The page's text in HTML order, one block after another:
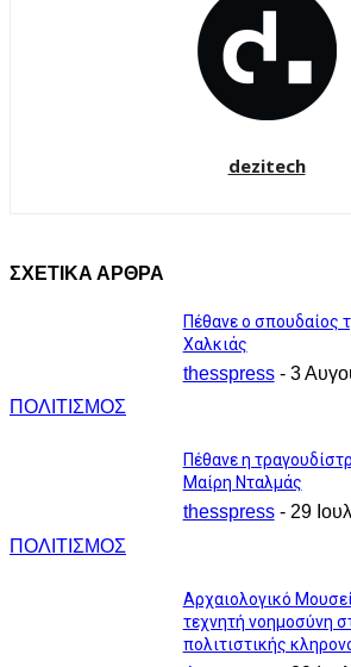
dezitech
ΣΧΕΤΙΚΑ ΑΡΘΡΑ
ΠΟΛΙΤΙΣΜΟΣ
Πέθανε ο σπουδαίος
Χαλκιάς
thesspress - 3
ΠΟΛΙΤΙΣΜΟΣ
Πέθανε η
Μαίρη Νταλμάς
thesspress - 29
Αρχαιολογικό
τεχνητή νοημοσύνη
πολιτιστικής